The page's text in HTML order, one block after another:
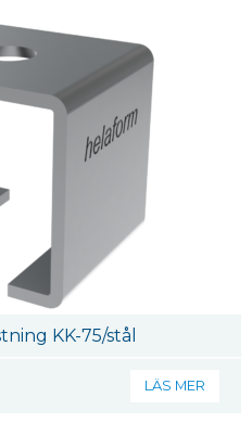
KK-75/stål
LÄS MER